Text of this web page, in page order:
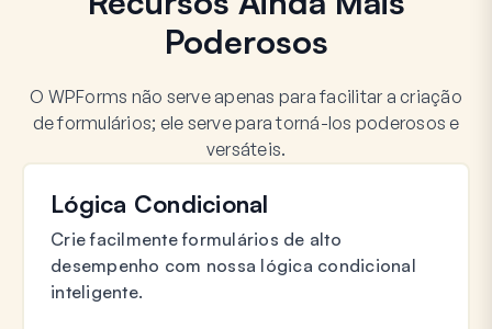
Poderosos
O WPForms não serve apenas para facilitar a criação
de formulários; ele serve para torná-los poderosos e
versáteis.
Lógica Condicional
Crie facilmente formulários de alto
desempenho com nossa lógica condicional
inteligente.